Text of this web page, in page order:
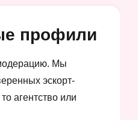
профили
Мы
эскорт-
агентство или